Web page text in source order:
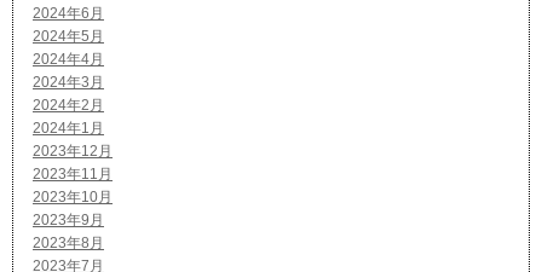
2024年6月
2024年5月
2024年4月
2024年3月
2024年2月
2024年1月
2023年12月
2023年11月
2023年10月
2023年9月
2023年8月
2023年7月